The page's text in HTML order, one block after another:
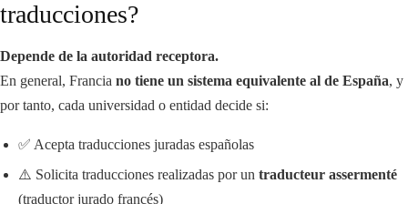
traducciones?
Depende de la autoridad receptora.
En general, Francia no tiene un sistema equivalente al de España, y
por tanto, cada universidad o entidad decide si:
✅ Acepta traducciones juradas españolas
⚠️ Solicita traducciones realizadas por un traducteur assermenté
(traductor jurado francés)